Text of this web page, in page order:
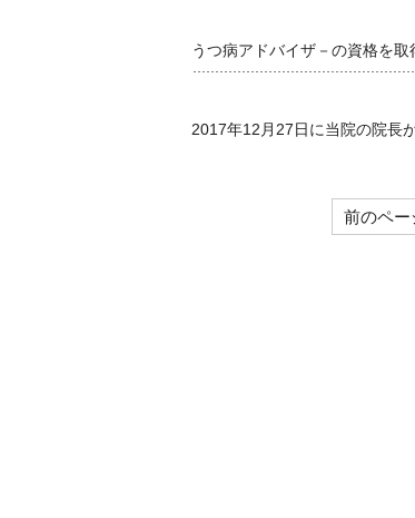
うつ病アドバイザ－の資格を取
2017年12月27日に当院の院長
前のペー